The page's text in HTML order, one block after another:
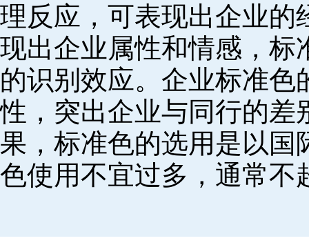
理反应，可表现出企业的
现出企业属性和情感，标
的识别效应。企业标准
性，突出企业与同行的差
果，标准色的选用是以国
色使用不宜过多，通常不